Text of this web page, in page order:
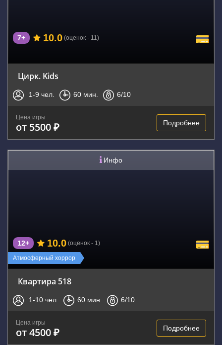
7+ 10.0 (оценок - 11)
Цирк. Kids
1-9 чел. 60 мин. 6/10
Цена игры
от 5500 ₽ Подробнее
Инфо
Атмосферный хоррор
12+ 10.0 (оценок - 1)
Квартира 518
1-10 чел. 60 мин. 6/10
Цена игры
от 4500 ₽ Подробнее